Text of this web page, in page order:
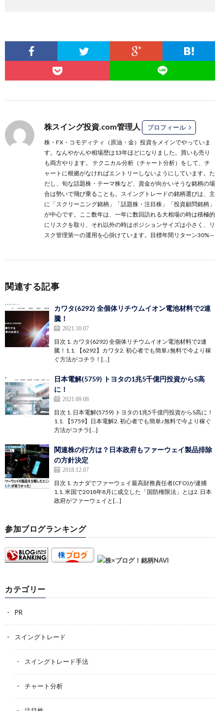
株スイング投資.com管理人 プロフィール
株・FX・コモディティ（原油・金）投資をメインでやっていま
す。なんやかんや相場歴は13年ほどになりました。買いも売り
も両方やります。 テクニカル分析（チャート分析）をして、チ
ャートに根拠がなければエントリーしないようにしています。た
だし、旬な話題株・テーマ株など、資金が向かいそうな銘柄の場
合は勢いで飛び乗ることも。スイングトレードの銘柄選びは、主
に 「スクリーニング銘柄」 「話題株・注目株」
「投資顧問銘柄」
が中心です。ここ数年は、一年に数回訪れる大相場の時は積極的
にリスクを取り、それ以外の時はポジションサイズは小さく、リ
スク管理第一の運用を心掛けています。目標年間リターン30%～
関連する記事
カワタ(6292) 全個体リチウムイオン電池材料で2連
騰！
2021.10.07
目次 1. カワタ(6292) 全個体リチウムイオン電池材料で2連
騰！1.1. 【6292】カワタ2. 初心者でも簡単♪無料で今より稼
ぐ方法がコチラ！[…]
日本電解(5759) トヨタの1兆5千億円投資からS高
に！
2021.09.08
目次 1. 日本電解(5759) トヨタの1兆5千億円投資からS高に！
1.1. 【5759】日本電解2. 初心者でも簡単♪無料で今より稼ぐ
方法がコチラ[…]
関連株の行方は？日本政府もファーウェイ製品排除
の方針決定
2018.12.07
目次 1. カナダでファーウェイ最高財務責任者(CFO)が逮捕
1.1. 米国で2018年8月に成立した「国防権限法」とは2. 日本
政府がファーウェイと[…]
参加ブログランキング
カテゴリー
PR
スイングトレード
スイングトレード手法
チャート分析